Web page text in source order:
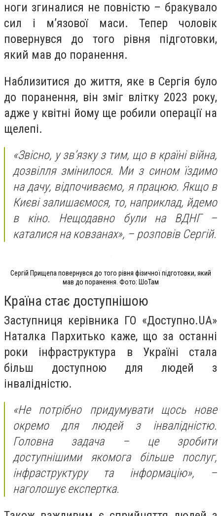
ноги згиналися не повністю – бракувало
сил і мʼязової маси. Тепер чоловік
повернувся до того рівня підготовки,
який мав до поранення.
Наблизитися до життя, яке в Сергія було
до поранення, він зміг влітку 2023 року,
адже у квітні йому ще робили операції на
щелепі.
«Звісно, у звʼязку з тим, що в країні війна,
дозвілля змінилося. Ми з сином їздимо
на дачу, відпочиваємо, я працюю. Якщо в
Києві залишаємося, то, наприклад, йдемо
в кіно. Нещодавно були на ВДНГ –
каталися на ковзанах», – розповів Сергій.
Сергій Прищепа повернувся до того рівня фізичної підготовки, який
мав до поранення. Фото: ШоТам
Країна стає доступнішою
Заступниця керівника ГО «Доступно.UA»
Наталка Пархитько каже, що за останні
роки інфраструктура в Україні стала
більш доступною для людей з
інвалідністю.
«Не потрібно придумувати щось нове
окремо для людей з інвалідністю.
Головна задача – це зробити
доступнішими якомога більше послуг,
інфраструктуру та інформацію», –
наголошує експертка.